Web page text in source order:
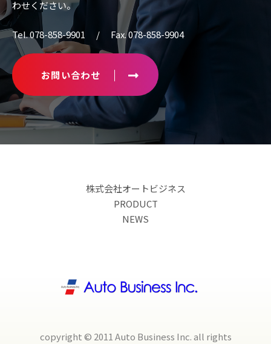
わせください。
Tel. 078-858-9901 / Fax. 078-858-9904
お問い合わせ
株式会社オートビジネス
PRODUCT
NEWS
copyright © 2011 Auto Business Inc. all rights